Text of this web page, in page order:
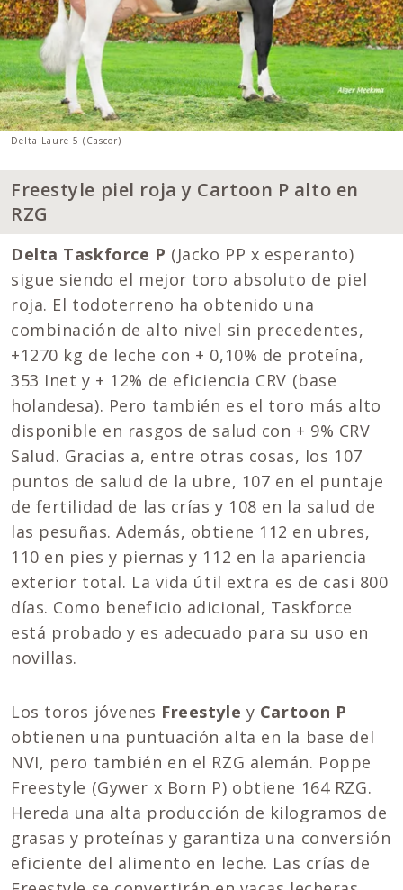
Delta Laure 5 (Cascor)
Freestyle piel roja y Cartoon P alto en
RZG
Delta Taskforce P (Jacko PP x esperanto)
sigue siendo el mejor toro absoluto de piel
roja. El todoterreno ha obtenido una
combinación de alto nivel sin precedentes,
+1270 kg de leche con + 0,10% de proteína,
353 Inet y + 12% de eficiencia CRV (base
holandesa). Pero también es el toro más alto
disponible en rasgos de salud con + 9% CRV
Salud. Gracias a, entre otras cosas, los 107
puntos de salud de la ubre, 107 en el puntaje
de fertilidad de las crías y 108 en la salud de
las pesuñas. Además, obtiene 112 en ubres,
110 en pies y piernas y 112 en la apariencia
exterior total. La vida útil extra es de casi 800
días. Como beneficio adicional, Taskforce
está probado y es adecuado para su uso en
novillas.
Los toros jóvenes Freestyle y Cartoon P
obtienen una puntuación alta en la base del
NVI, pero también en el RZG alemán. Poppe
Freestyle (Gywer x Born P) obtiene 164 RZG.
Hereda una alta producción de kilogramos de
grasas y proteínas y garantiza una conversión
eficiente del alimento en leche. Las crías de